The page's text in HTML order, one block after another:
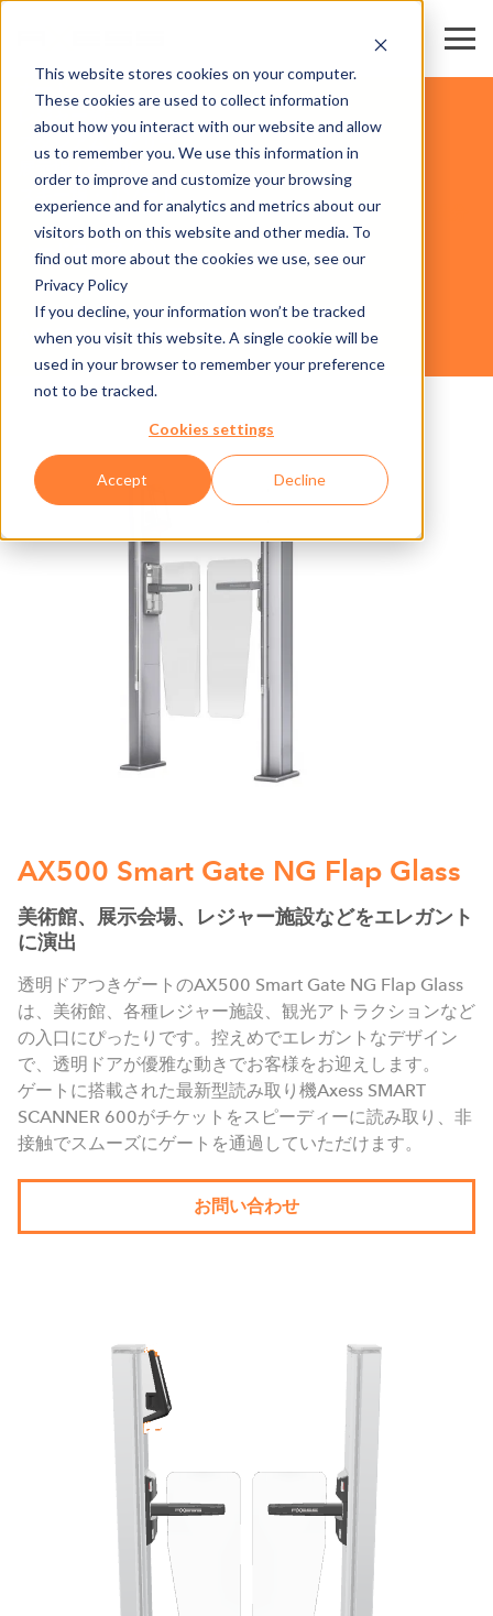
This website stores cookies on your computer.
These cookies are used to collect information
about how you interact with our website and allow
us to remember you. We use this information in
order to improve and customize your browsing
experience and for analytics and metrics about our
visitors both on this website and other media. To
find out more about the cookies we use, see our
Privacy Policy
If you decline, your information won’t be tracked
when you visit this website. A single cookie will be
used in your browser to remember your preference
not to be tracked.
Cookies settings
Accept Decline
AX500 SMART GATE NG FLAP GLASS
ハードウェア
スキー場・リゾート
展示場・会議場
スタジアム・アリーナ
レジャー施設
カード
AX500 Smart Gate NG Flap Glass
美術館、展示会場、レジャー施設などをエレガント
に演出
透明ドアつきゲートのAX500 Smart Gate NG Flap Glass
は、美術館、各種レジャー施設、観光アトラクションなど
の入口にぴったりです。控えめでエレガントなデザイン
で、透明ドアが優雅な動きでお客様をお迎えします。
ゲートに搭載された最新型読み取り機Axess SMART
SCANNER 600がチケットをスピーディーに読み取り、非
接触でスムーズにゲートを通過していただけます。
お問い合わせ